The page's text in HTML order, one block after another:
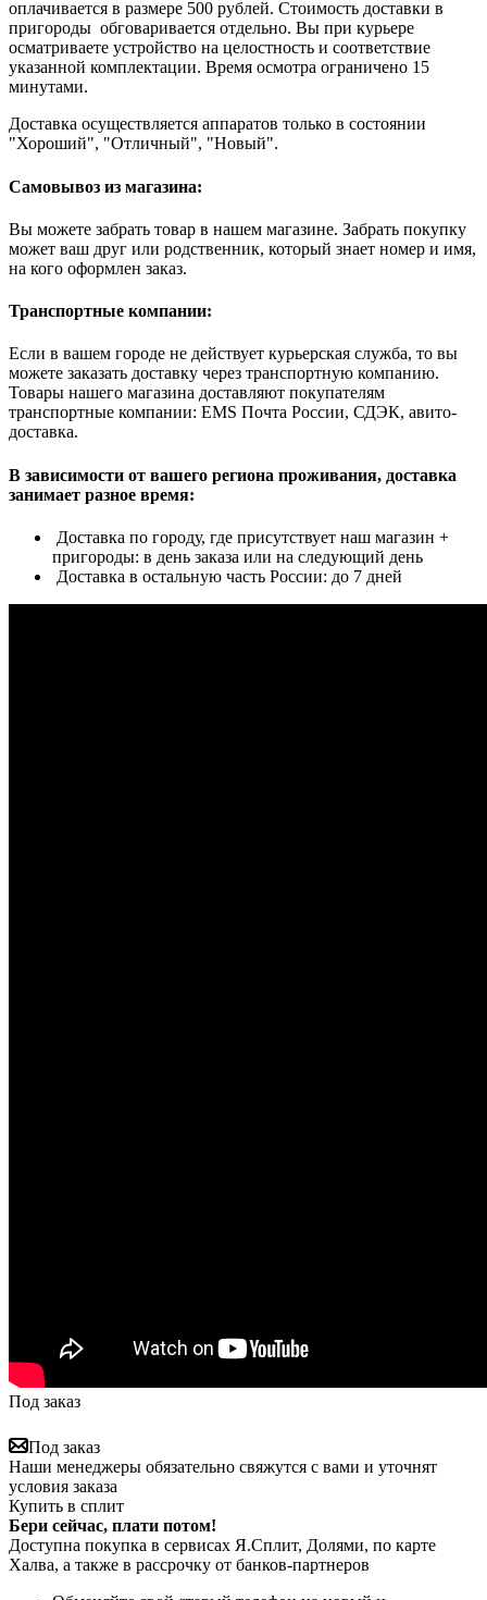
оплачивается в размере 500 рублей. Стоимость доставки в
пригороды обговаривается отдельно. Вы при курьере
осматриваете устройство на целостность и соответствие
указанной комплектации. Время осмотра ограничено 15
минутами.
Доставка осуществляется аппаратов только в состоянии
"Хороший", "Отличный", "Новый".
Самовывоз из магазина:
Вы можете забрать товар в нашем магазине. Забрать покупку
может ваш друг или родственник, который знает номер и имя,
на кого оформлен заказ.
Транспортные компании:
Если в вашем городе не действует курьерская служба, то вы
можете заказать доставку через транспортную компанию.
Товары нашего магазина доставляют покупателям
транспортные компании: EMS Почта России, СДЭК, авито-
доставка.
В зависимости от вашего региона проживания, доставка
занимает разное время:
Доставка по городу, где присутствует наш магазин +
пригороды: в день заказа или на следующий день
Доставка в остальную часть России: до 7 дней
Под заказ
Под заказ
Наши менеджеры обязательно свяжутся с вами и уточнят
условия заказа
Купить в сплит
Бери сейчас, плати потом!
Доступна покупка в сервисах Я.Сплит, Долями, по карте
Халва, а также в рассрочку от банков-партнеров